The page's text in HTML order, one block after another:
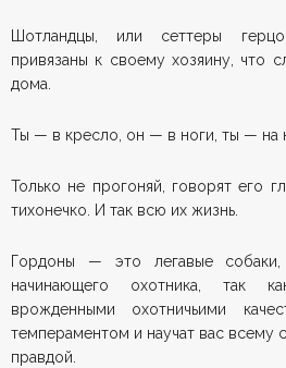
Шотландцы, или сеттеры
привязаны к своему хозяину, что
дома.
Ты — в кресло, он — в ноги, ты — на
Только не прогоняй, говорят его
тихонечко. И так всю их жизнь.
Гордоны — это легавые
начинающего охотника, так
врожденными охотничьими
темпераментом и научат вас всему
правдой.